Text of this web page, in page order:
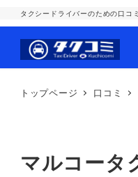
タクシードライバーのための口コ
トップページ 口コミ
マルコータ